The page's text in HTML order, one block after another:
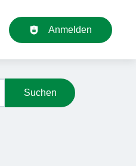
Anmelden
Suchen